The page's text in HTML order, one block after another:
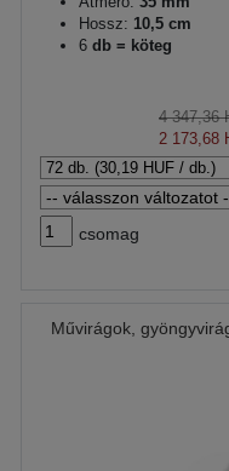
Hossz: 10,5 cm
6 db = köteg
4 347,36
2 173,68
csomag
Művirágok,